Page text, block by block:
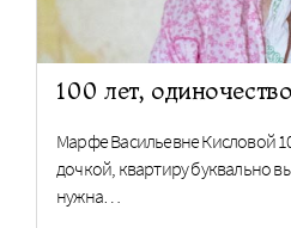
100 лет,
Марфе Васильевне Кисловой
дочкой, квартиру буквально
нужна…